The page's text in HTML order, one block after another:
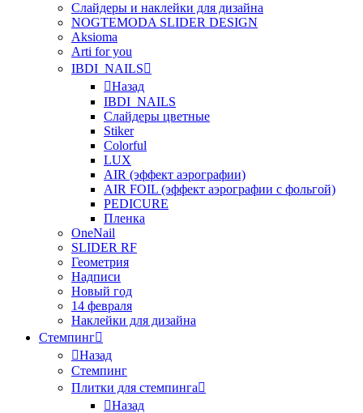
Слайдеры и наклейки для дизайна
NOGTEMODA SLIDER DESIGN
Aksioma
Arti for you
IBDI_NAILS
Назад
IBDI_NAILS
Слайдеры цветные
Stiker
Colorful
LUX
AIR (эффект аэрографии)
AIR FOIL (эффект аэрографии с фольгой)
PEDICURE
Пленка
OneNail
SLIDER RF
Геометрия
Надписи
Новый год
14 февраля
Наклейки для дизайна
Стемпинг
Назад
Стемпинг
Плитки для стемпинга
Назад